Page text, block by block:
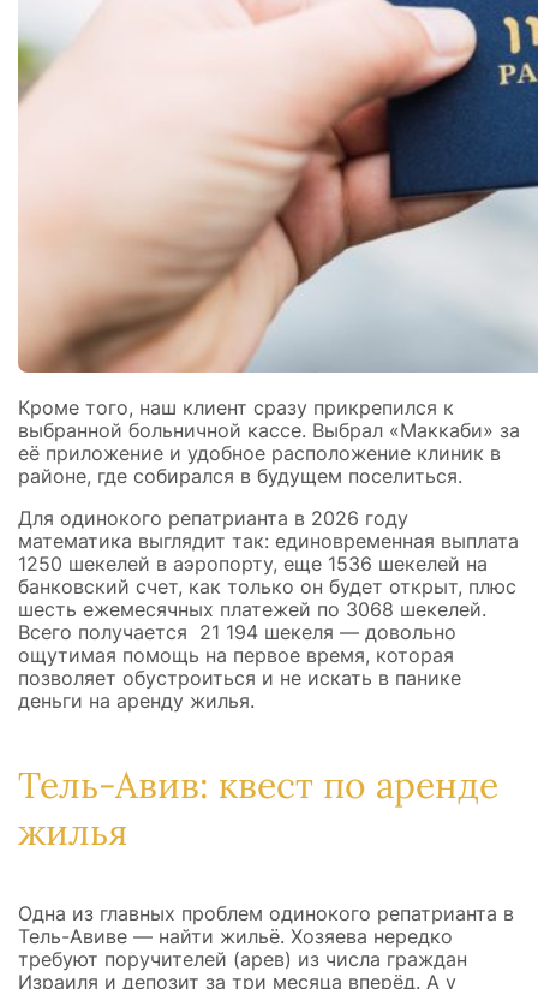
Кроме того, наш клиент сразу прикрепился к
выбранной больничной кассе. Выбрал «Маккаби» за
её приложение и удобное расположение клиник в
районе, где собирался в будущем поселиться.
Для одинокого репатрианта в 2026 году
математика выглядит так: единовременная выплата
1250 шекелей в аэропорту, еще 1536 шекелей на
банковский счет, как только он будет открыт, плюс
шесть ежемесячных платежей по 3068 шекелей.
Всего получается 21 194 шекеля — довольно
ощутимая помощь на первое время, которая
позволяет обустроиться и не искать в панике
деньги на аренду жилья.
Тель-Авив: квест по аренде
жилья
Одна из главных проблем одинокого репатрианта в
Тель-Авиве — найти жильё. Хозяева нередко
требуют поручителей (арев) из числа граждан
Израиля и депозит за три месяца вперёд. А у